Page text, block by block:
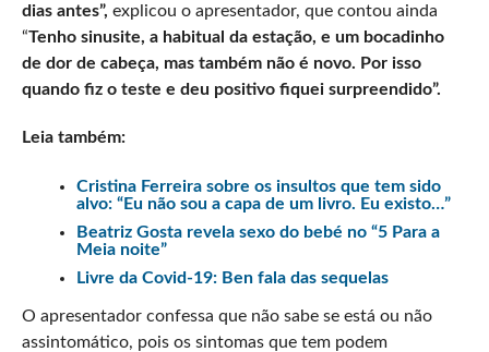
dias antes”, explicou o apresentador, que contou ainda
“Tenho sinusite, a habitual da estação, e um bocadinho
de dor de cabeça, mas também não é novo. Por isso
quando fiz o teste e deu positivo fiquei surpreendido”.
Leia também:
Cristina Ferreira sobre os insultos que tem sido
alvo: “Eu não sou a capa de um livro. Eu existo…”
Beatriz Gosta revela sexo do bebé no “5 Para a
Meia noite”
Livre da Covid-19: Ben fala das sequelas
O apresentador confessa que não sabe se está ou não
assintomático, pois os sintomas que tem podem